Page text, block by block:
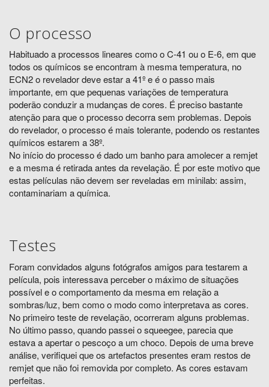
O processo
Habituado a processos lineares como o C-41 ou o E-6, em que
todos os químicos se encontram à mesma temperatura, no
ECN2 o revelador deve estar a 41º e é o passo mais
importante, em que pequenas variações de temperatura
poderão conduzir a mudanças de cores. É preciso bastante
atenção para que o processo decorra sem problemas. Depois
do revelador, o processo é mais tolerante, podendo os restantes
químicos estarem a 38º.
No início do processo é dado um banho para amolecer a remjet
e a mesma é retirada antes da revelação. É por este motivo que
estas películas não devem ser reveladas em minilab: assim,
contaminariam a química.
Testes
Foram convidados alguns fotógrafos amigos para testarem a
película, pois interessava perceber o máximo de situações
possível e o comportamento da mesma em relação a
sombras/luz, bem como o modo como interpretava as cores.
No primeiro teste de revelação, ocorreram alguns problemas.
No último passo, quando passei o squeegee, parecia que
estava a apertar o pescoço a um choco. Depois de uma breve
análise, verifiquei que os artefactos presentes eram restos de
remjet que não foi removida por completo. As cores estavam
perfeitas.